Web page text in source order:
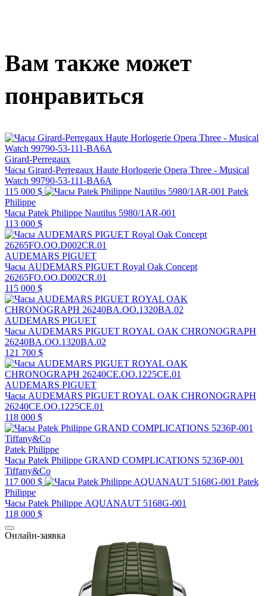
Вам также может
понравиться
Girard-Perregaux
Часы Girard-Perregaux Haute Horlogerie Opera Three - Musical
Watch 99790-53-111-BA6A
115 000 $
Patek
Philippe
Часы Patek Philippe Nautilus 5980/1AR-001
113 000 $
AUDEMARS PIGUET
Часы AUDEMARS PIGUET Royal Oak Concept
26265FO.OO.D002CR.01
115 000 $
AUDEMARS PIGUET
Часы AUDEMARS PIGUET ROYAL OAK CHRONOGRAPH
26240BA.OO.1320BA.02
121 700 $
AUDEMARS PIGUET
Часы AUDEMARS PIGUET ROYAL OAK CHRONOGRAPH
26240CE.OO.1225CE.01
118 000 $
Patek Philippe
Часы Patek Philippe GRAND COMPLICATIONS 5236P-001
Tiffany&Co
117 000 $
Patek
Philippe
Часы Patek Philippe AQUANAUT 5168G-001
118 000 $
Онлайн-заявка